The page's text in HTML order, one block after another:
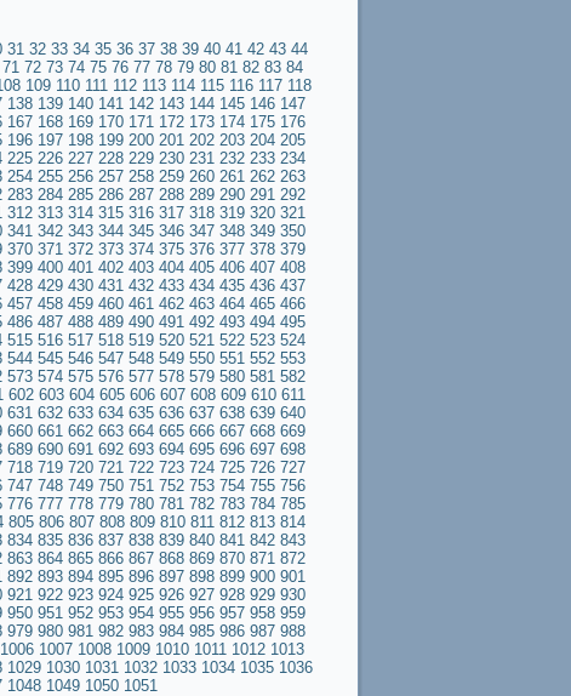
31 32 33 34 35 36 37 38 39 40 41 42 43 44
71 72 73 74 75 76 77 78 79 80 81 82 83 84
109 110 111 112 113 114 115 116 117 118
138 139 140 141 142 143 144 145 146 147
167 168 169 170 171 172 173 174 175 176
196 197 198 199 200 201 202 203 204 205
225 226 227 228 229 230 231 232 233 234
254 255 256 257 258 259 260 261 262 263
283 284 285 286 287 288 289 290 291 292
312 313 314 315 316 317 318 319 320 321
341 342 343 344 345 346 347 348 349 350
370 371 372 373 374 375 376 377 378 379
399 400 401 402 403 404 405 406 407 408
428 429 430 431 432 433 434 435 436 437
457 458 459 460 461 462 463 464 465 466
486 487 488 489 490 491 492 493 494 495
515 516 517 518 519 520 521 522 523 524
544 545 546 547 548 549 550 551 552 553
573 574 575 576 577 578 579 580 581 582
602 603 604 605 606 607 608 609 610 611
631 632 633 634 635 636 637 638 639 640
660 661 662 663 664 665 666 667 668 669
689 690 691 692 693 694 695 696 697 698
718 719 720 721 722 723 724 725 726 727
747 748 749 750 751 752 753 754 755 756
776 777 778 779 780 781 782 783 784 785
805 806 807 808 809 810 811 812 813 814
834 835 836 837 838 839 840 841 842 843
863 864 865 866 867 868 869 870 871 872
892 893 894 895 896 897 898 899 900 901
921 922 923 924 925 926 927 928 929 930
950 951 952 953 954 955 956 957 958 959
979 980 981 982 983 984 985 986 987 988
1006 1007 1008 1009 1010 1011 1012 1013
1029 1030 1031 1032 1033 1034 1035 1036
1048 1049 1050 1051